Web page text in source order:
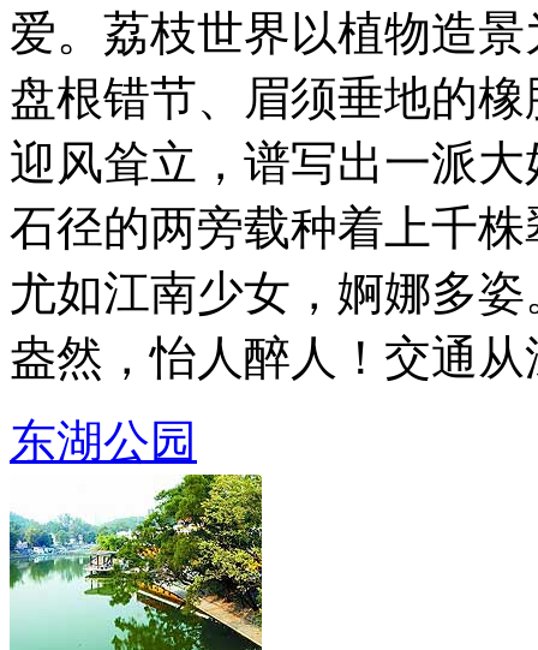
爱。荔枝世界以植物造
盘根错节、眉须垂地的
迎风耸立，谱写出一派
石径的两旁载种着上千
尤如江南少女，婀娜多
盎然，怡人醉人！交通
东湖公园